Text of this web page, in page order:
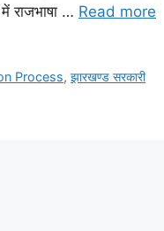
राजभाषा … Read more
Process,झारखण्ड सरकारी